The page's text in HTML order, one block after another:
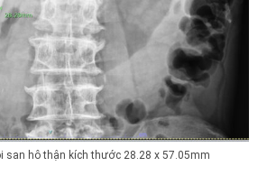
san hô thận kích thước 28.28 x 57.05mm